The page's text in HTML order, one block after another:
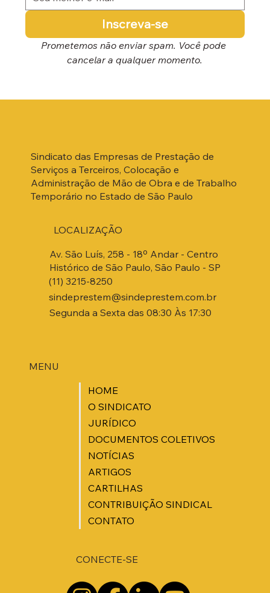
Inscreva-se
Prometemos não enviar spam. Você pode
cancelar a qualquer momento.
Sindicato das Empresas de Prestação de
Serviços a Terceiros, Colocação e
Administração de Mão de Obra e de Trabalho
Temporário no Estado de São Paulo
MENU
HOME
O SINDICATO
JURÍDICO
DOCUMENTOS COLETIVOS
NOTÍCIAS
ARTIGOS
CARTILHAS
CONTRIBUIÇÃO SINDICAL
CONTATO
Av. São Luís, 258 - 18º Andar - Centro
Histórico de São Paulo, São Paulo - SP
(11) 3215-8250
sindeprestem@sindeprestem.com.br
Segunda a Sexta das 08:30 Às 17:30
LOCALIZAÇÃO
CONECTE-SE